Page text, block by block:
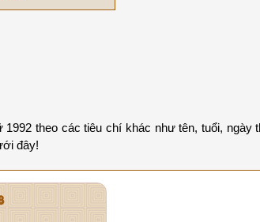
theo các tiêu chí khác như tên, tuổi, ngày
đây!